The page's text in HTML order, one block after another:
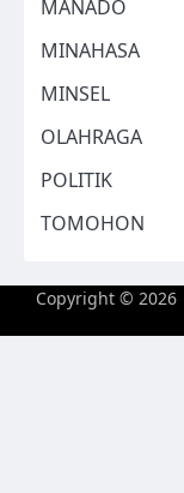
MANADO
MINAHASA
MINSEL
OLAHRAGA
POLITIK
TOMOHON
Copyright © 2026